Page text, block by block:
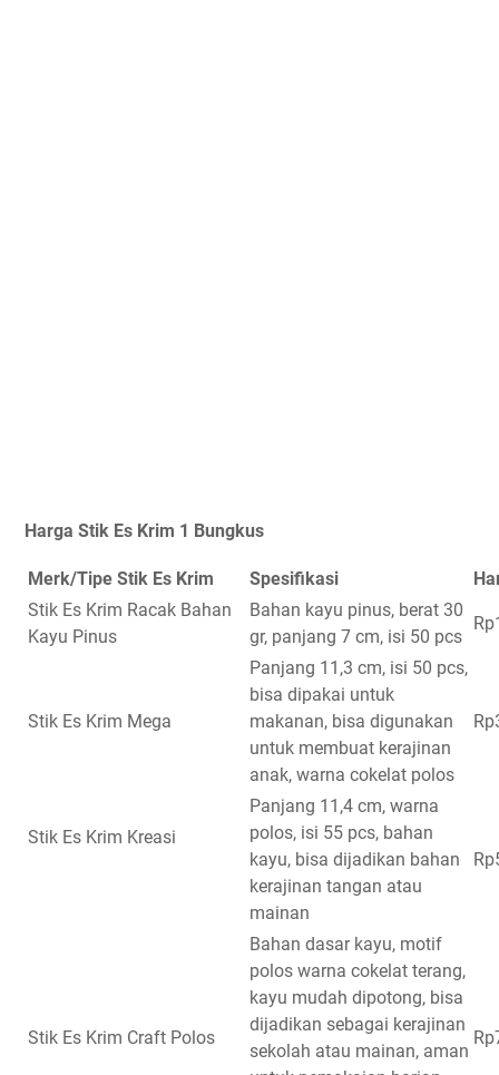
Harga Stik Es Krim 1 Bungkus
Merk/Tipe Stik Es Krim Spesifikasi
Stik Es Krim Racak Bahan
Kayu Pinus
Bahan kayu pinus, berat 30
gr, panjang 7 cm, isi 50 pcs
Stik Es Krim Mega
Panjang 11,3 cm, isi 50 pcs,
bisa dipakai untuk
makanan, bisa digunakan
untuk membuat kerajinan
anak, warna cokelat polos
Stik Es Krim Kreasi
Panjang 11,4 cm, warna
polos, isi 55 pcs, bahan
kayu, bisa dijadikan bahan
kerajinan tangan atau
mainan
Stik Es Krim Craft Polos
Bahan dasar kayu, motif
polos warna cokelat terang,
kayu mudah dipotong, bisa
dijadikan sebagai kerajinan
sekolah atau mainan, aman